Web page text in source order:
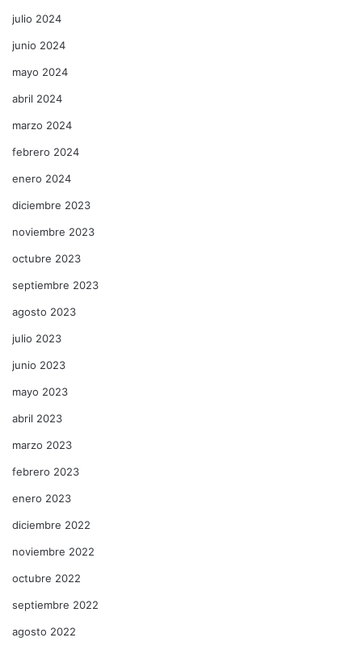
julio 2024
junio 2024
mayo 2024
abril 2024
marzo 2024
febrero 2024
enero 2024
diciembre 2023
noviembre 2023
octubre 2023
septiembre 2023
agosto 2023
julio 2023
junio 2023
mayo 2023
abril 2023
marzo 2023
febrero 2023
enero 2023
diciembre 2022
noviembre 2022
octubre 2022
septiembre 2022
agosto 2022